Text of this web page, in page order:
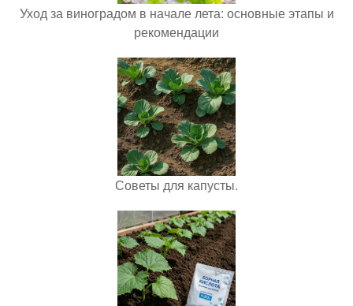
Уход за виноградом в начале лета: основные этапы и
рекомендации
Советы для капусты.